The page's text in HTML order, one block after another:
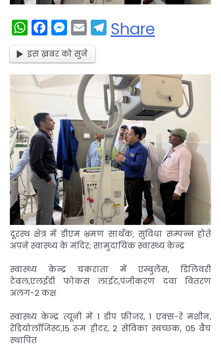
WhatsApp
Facebook
Messenger
EmailTelegram
Share
इस ख़बर को सुने
दूरस्थ क्षेत्र में डीएम भ्रमण सार्थक; सुविधा सम्पन्न होते
अपने स्वास्थ्य के मंदिर; सामुदायिक स्वास्थ्य केन्द्र
स्वास्थ्य केन्द्र चकराता में एम्बुलेंस, डिलिवरी
टेबल,एलईडी फोकस लाईट,पंजीकरण दवा वितरण
अलग-2 कक्ष
स्वास्थ्य केन्द्र त्यूनी में 1 डीप फ्रीजर, 1 एक्स-रे मशीन,
रेडियोलॉजिस्ट,15 रूम हीटर, 2 सेविका स्वच्छक, 05 बैंच
स्थापित